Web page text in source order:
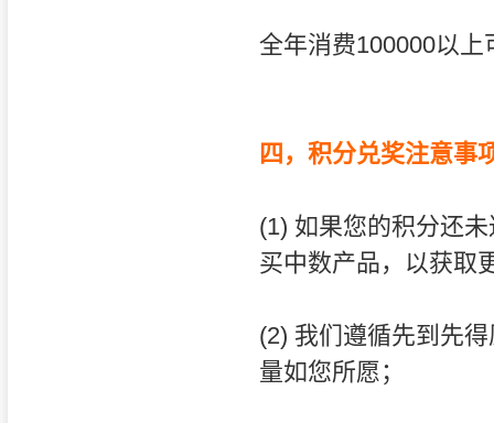
全年消费100000以
四，积分兑奖注意事
(1) 如果您的积分还
买中数产品，以获取
(2) 我们遵循先到先
量如您所愿；